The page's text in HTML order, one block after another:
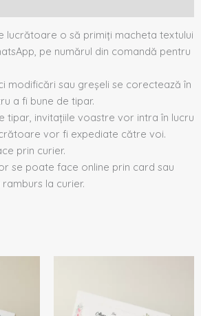
lucrătoare o să primiți macheta textului
pe numărul din comandă pentru
modificări sau greșeli se corectează în
a fi bune de tipar.
tipar, invitațiile voastre vor intra în lucru
vor fi expediate către voi.
prin curier.
se poate face online prin card sau
la curier.